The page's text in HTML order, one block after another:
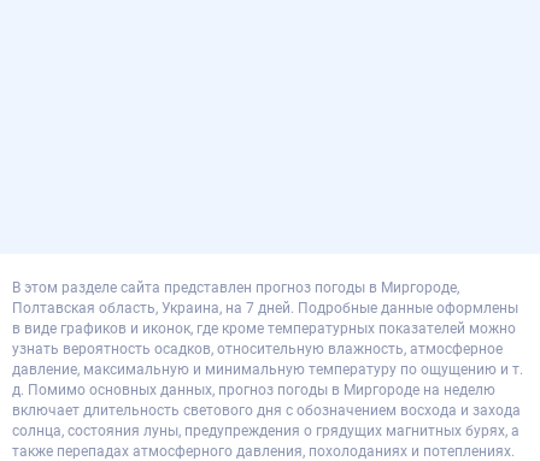
В этом разделе сайта представлен прогноз погоды в Миргороде,
Полтавская область, Украина, на 7 дней. Подробные данные оформлены
в виде графиков и иконок, где кроме температурных показателей можно
узнать вероятность осадков, относительную влажность, атмосферное
давление, максимальную и минимальную температуру по ощущению и т.
д. Помимо основных данных, прогноз погоды в Миргороде на неделю
включает длительность светового дня с обозначением восхода и захода
солнца, состояния луны, предупреждения о грядущих магнитных бурях, а
также перепадах атмосферного давления, похолоданиях и потеплениях.